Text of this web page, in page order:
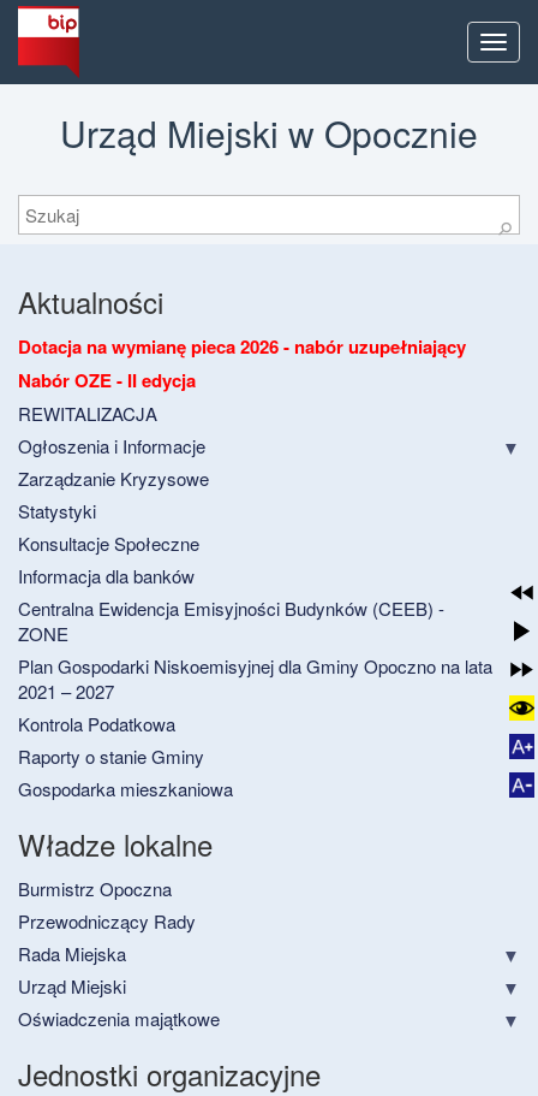
Menu
Urząd Miejski w Opocznie
Szukaj
⚲
Aktualności
Dotacja na wymianę pieca 2026 - nabór uzupełniający
Nabór OZE - II edycja
REWITALIZACJA
Ogłoszenia i Informacje
Zarządzanie Kryzysowe
Statystyki
Konsultacje Społeczne
Informacja dla banków
Centralna Ewidencja Emisyjności Budynków (CEEB) -
ZONE
Plan Gospodarki Niskoemisyjnej dla Gminy Opoczno na lata
2021 – 2027
Kontrola Podatkowa
Raporty o stanie Gminy
Gospodarka mieszkaniowa
Władze lokalne
Burmistrz Opoczna
Przewodniczący Rady
Rada Miejska
Urząd Miejski
Oświadczenia majątkowe
Jednostki organizacyjne